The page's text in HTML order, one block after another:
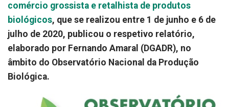
comércio grossista e retalhista de produtos
biológicos, que se realizou entre 1 de junho e 6 de
julho de 2020, publicou o respetivo relatório,
elaborado por Fernando Amaral (DGADR), no
âmbito do Observatório Nacional da Produção
Biológica.